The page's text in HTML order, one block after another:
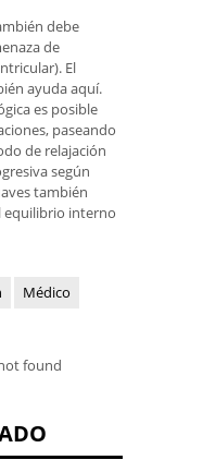
debe
de
El
ayuda aquí.
es posible
paseando
de relajación
según
también
equilibrio interno
Médico
found